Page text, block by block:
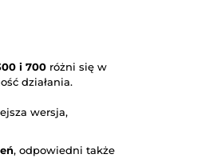
i 700 różni się w
działania.
wersja,
, odpowiedni także